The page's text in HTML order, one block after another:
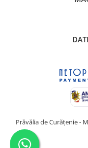
Prăvălia de Curățenie -